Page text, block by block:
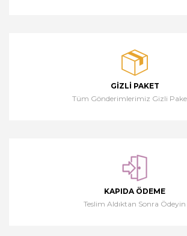
GIZLI PAKET
Tüm Gönderimlerimiz Gizli
KAPIDA ÖDEME
Teslim Aldıktan Sonra Ödeyin